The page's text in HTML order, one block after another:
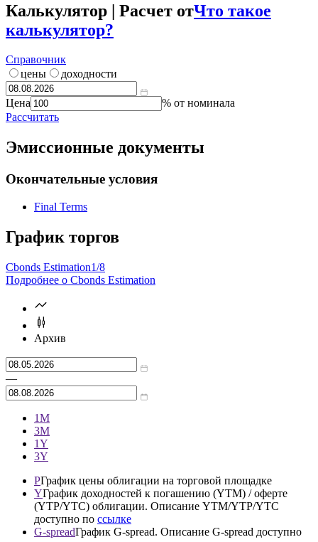
Калькулятор | Расчет отЧто такое
калькулятор?
Справочник
цены
доходности
Цена
% от номинала
Рассчитать
Эмиссионные документы
Окончательные условия
Final Terms
График торгов
Cbonds Estimation1/8
Подробнее о Cbonds Estimation
Архив
—
1М
3М
1Y
3Y
PГрафик цены облигации на торговой площадке
YГрафик доходностей к погашению (YTM) / оферте
(YTP/YTC) облигации. Описание YTM/YTP/YTC
доступно по ссылке
G-spreadГрафик G-spread. Описание G-spread доступно